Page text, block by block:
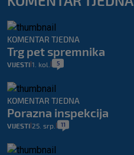
KOMENTAR TJEDNA
Trg pet spremnika
VIJESTI 1. kol. 5
KOMENTAR TJEDNA
Porazna inspekcija
VIJESTI 25. srp. 11